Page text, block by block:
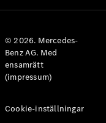
© 2026. Mercedes-
Benz AG. Med
ensamrätt
(impressum)
Cookie-inställningar